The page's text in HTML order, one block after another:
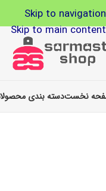
Skip to navigation
Skip to main content
نخستدسته بندی